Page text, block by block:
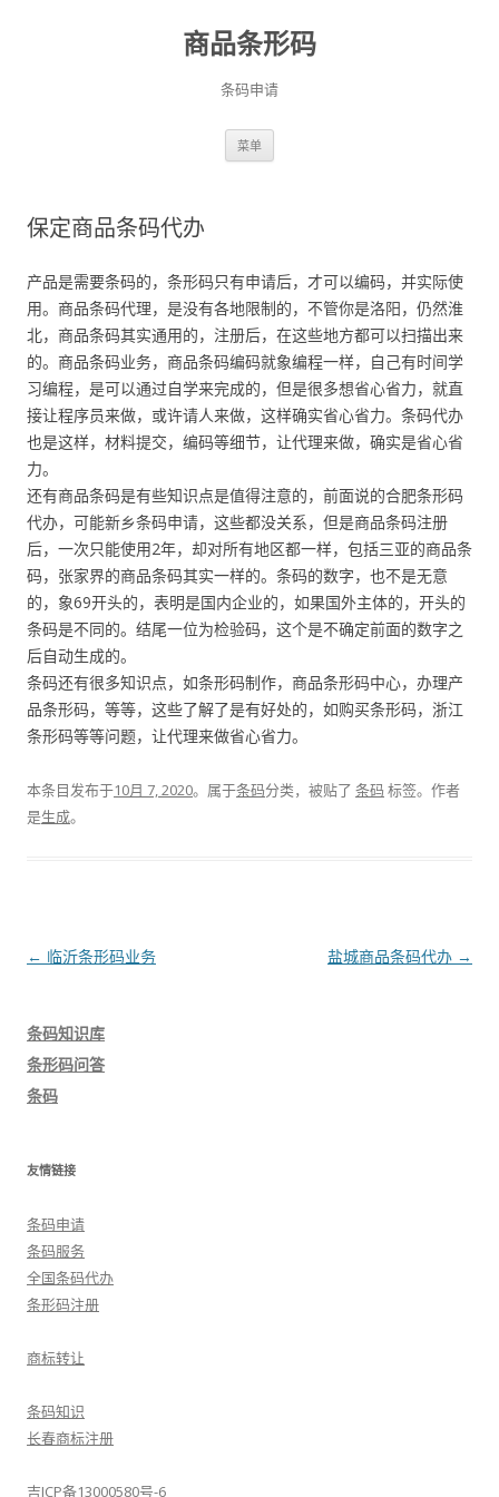
商品条形码
条码申请
菜单
保定商品条码代办
产品是需要条码的，条形码只有申请后，才可以编码，并实际使
用。商品条码代理，是没有各地限制的，不管你是洛阳，仍然淮
北，商品条码其实通用的，注册后，在这些地方都可以扫描出来
的。商品条码业务，商品条码编码就象编程一样，自己有时间学
习编程，是可以通过自学来完成的，但是很多想省心省力，就直
接让程序员来做，或许请人来做，这样确实省心省力。条码代办
也是这样，材料提交，编码等细节，让代理来做，确实是省心省
力。
还有商品条码是有些知识点是值得注意的，前面说的合肥条形码
代办，可能新乡条码申请，这些都没关系，但是商品条码注册
后，一次只能使用2年，却对所有地区都一样，包括三亚的商品条
码，张家界的商品条码其实一样的。条码的数字，也不是无意
的，象69开头的，表明是国内企业的，如果国外主体的，开头的
条码是不同的。结尾一位为检验码，这个是不确定前面的数字之
后自动生成的。
条码还有很多知识点，如条形码制作，商品条形码中心，办理产
品条形码，等等，这些了解了是有好处的，如购买条形码，浙江
条形码等等问题，让代理来做省心省力。
本条目发布于10月 7, 2020。属于条码分类，被贴了 条码 标签。 作者
是生成。
文
← 临沂条形码业务 盐城商品条码代办 →
条码知识库
条形码问答
条码
友情链接
条码申请
条码服务
全国条码代办
条形码注册
商标转让
条码知识
长春商标注册
吉ICP备13000580号-6